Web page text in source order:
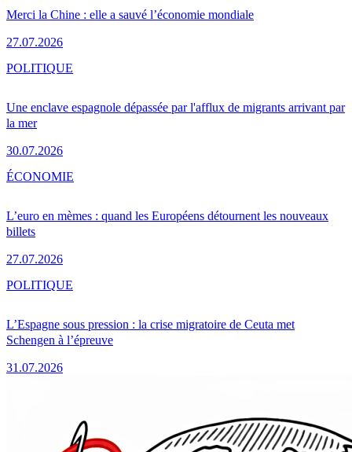
Merci la Chine : elle a sauvé l’économie mondiale
27.07.2026
Une enclave espagnole dépassée par l'afflux de migrants arrivant par
la mer
30.07.2026
POLITIQUE
L’euro en mèmes : quand les Européens détournent les nouveaux
billets
27.07.2026
ÉCONOMIE
L’Espagne sous pression : la crise migratoire de Ceuta met
Schengen à l’épreuve
31.07.2026
POLITIQUE